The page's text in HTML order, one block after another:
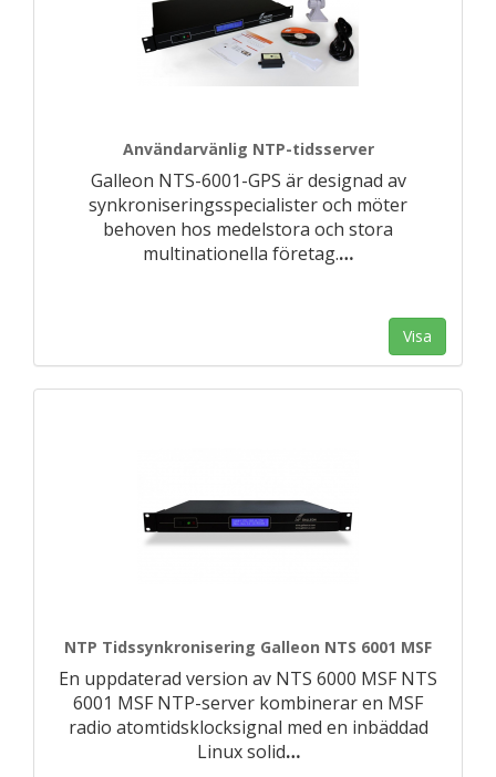
Användarvänlig NTP-tidsserver
Galleon NTS-6001-GPS är designad av
synkroniseringsspecialister och möter
behoven hos medelstora och stora
multinationella företag.…
Visa
NTP Tidssynkronisering Galleon NTS 6001 MSF
En uppdaterad version av NTS 6000 MSF NTS
6001 MSF NTP-server kombinerar en MSF
radio atomtidsklocksignal med en inbäddad
Linux solid…